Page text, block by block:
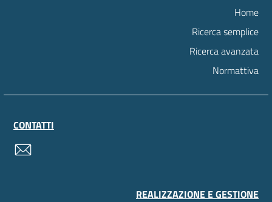
Home
Ricerca semplice
Ricerca avanzata
Normattiva
CONTATTI
REALIZZAZIONE E GESTIONE